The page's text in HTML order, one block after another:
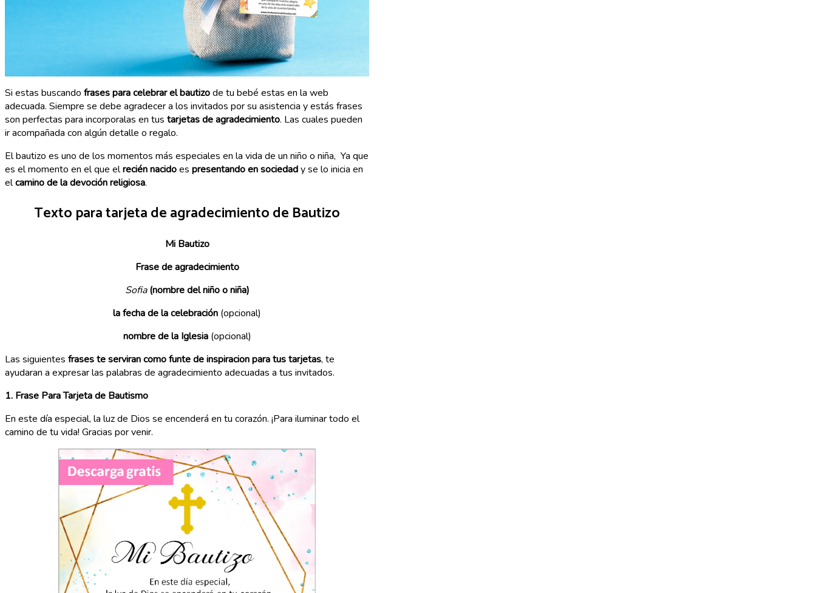
Si estas buscando frases para celebrar el bautizode tu bebé estas en la web
adecuada. Siempre se debe agradecer a los invitados por su asistencia y estás frases
son perfectas para incorporalas en tus tarjetas de agradecimiento. Las cuales pueden
ir acompañada con algún detalle o regalo.
El bautizo es uno de los momentos más especiales en la vida de un niño o niña, Ya que
es el momento en el que elrecién nacidoes presentando en sociedady se lo inicia en
elcamino de la devoción religiosa.
Texto para tarjeta de agradecimiento de Bautizo
Mi Bautizo
Frase de agradecimiento
Sofia (nombre del niño o niña)
la fecha de la celebración (opcional)
nombre de la Iglesia(opcional)
Las siguientes frases te serviran como funte de inspiracion para tus tarjetas, te
ayudaran a expresar las palabras de agradecimiento adecuadas a tus invitados.
1. Frase Para Tarjeta de Bautismo
En este día especial, la luz de Dios se encenderá en tu corazón. ¡Para iluminar todo el
camino de tu vida! Gracias por venir.